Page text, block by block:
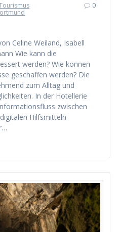
0
Celine Weiland, Isabell
Wie kann die
werden? Wie können
geschaffen werden? Die
zum Alltag und
In der Hotellerie
zwischen
Hilfsmitteln